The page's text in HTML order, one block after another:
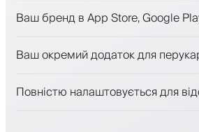
Платежі, застава
Залучайте клієнтів за
Ваш бренд в App Store, Google
Ваш окремий додаток для
Повністю налаштовується для